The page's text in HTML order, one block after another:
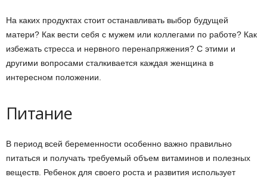
На каких продуктах стоит останавливать выбор будущей
матери? Как вести себя с мужем или коллегами по работе? Как
избежать стресса и нервного перенапряжения? С этими и
другими вопросами сталкивается каждая женщина в
интересном положении.
Питание
В период всей беременности особенно важно правильно
питаться и получать требуемый объем витаминов и полезных
веществ. Ребенок для своего роста и развития использует